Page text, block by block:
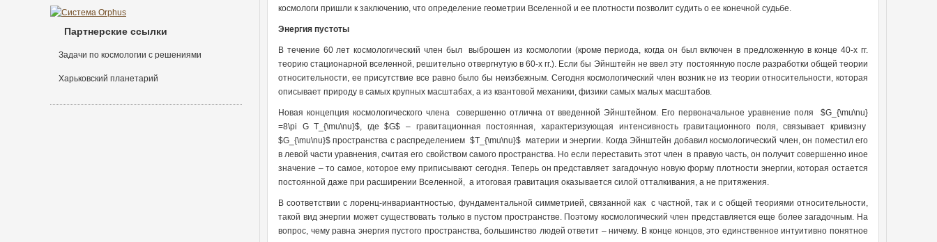
космологи пришли к заключению, что определение геометрии Вселенной и ее плотности позволит судить о ее конечной судьбе.
Энергия пустоты
В течение 60 лет космологический член был выброшен из космологии (кроме периода, когда он был включен в предложенную в конце 40-х гг.
теорию стационарной вселенной, решительно отвергнутую в 60-х гг.). Если бы Эйнштейн не ввел эту постоянную после разработки общей теории
относительности, ее присутствие все равно было бы неизбежным. Сегодня космологический член возник не из теории относительности, которая
описывает природу в самых крупных масштабах, а из квантовой механики, физики самых малых масштабов.
Новая концепция космологического члена совершенно отлична от введенной Эйнштейном. Его первоначальное уравнение поля $G_{\mu\nu}
=8\pi G T_{\mu\nu}$, где $G$ – гравитационная постоянная, характеризующая интенсивность гравитационного поля, связывает кривизну
$G_{\mu\nu}$ пространства с распределением $T_{\mu\nu}$ материи и энергии. Когда Эйнштейн добавил космологический член, он поместил его
в левой части уравнения, считая его свойством самого пространства. Но если переставить этот член в правую часть, он получит совершенно иное
значение – то самое, которое ему приписывают сегодня. Теперь он представляет загадочную новую форму плотности энергии, которая остается
постоянной даже при расширении Вселенной, а итоговая гравитация оказывается силой отталкивания, а не притяжения.
В соответствии с лоренц-инвариантностью, фундаментальной симметрией, связанной как с частной, так и с общей теориями относительности,
такой вид энергии может существовать только в пустом пространстве. Поэтому космологический член представляется еще более загадочным. На
вопрос, чему равна энергия пустого пространства, большинство людей ответит – ничему. В конце концов, это единственное интуитивно понятное
Партнерские ссылки
Задачи по космологии с решениями
Харьковский планетарий